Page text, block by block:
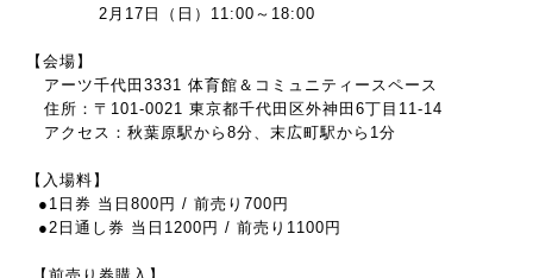
2月17日（日）11:00～18:00
【会場】
アーツ千代田3331 体育館＆コミュニティースペース
住所：〒101-0021 東京都千代田区外神田6丁目11-14
アクセス：秋葉原駅から8分、末広町駅から1分
【入場料】
●1日券 当日800円 / 前売り700円
●2日通し券 当日1200円 / 前売り1100円